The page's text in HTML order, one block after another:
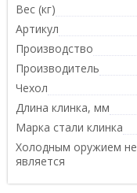
Вес (кг)
Артикул
Производство
Производитель
Чехол
Длина клинка, мм
Марка стали клинка
Холодным оружием не
является